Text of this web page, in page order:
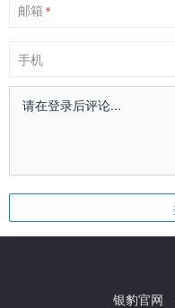
邮箱 *
手机
银豹官网